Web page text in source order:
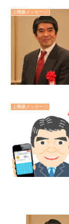
上機嫌メッセージ
上機嫌メッセージ